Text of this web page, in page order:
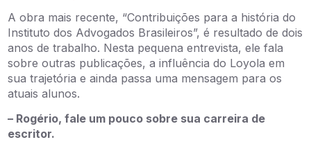
A obra mais recente, “Contribuições para a história do
Instituto dos Advogados Brasileiros”, é resultado de dois
anos de trabalho. Nesta pequena entrevista, ele fala
sobre outras publicações, a influência do Loyola em
sua trajetória e ainda passa uma mensagem para os
atuais alunos.
– Rogério, fale um pouco sobre sua carreira de
escritor.